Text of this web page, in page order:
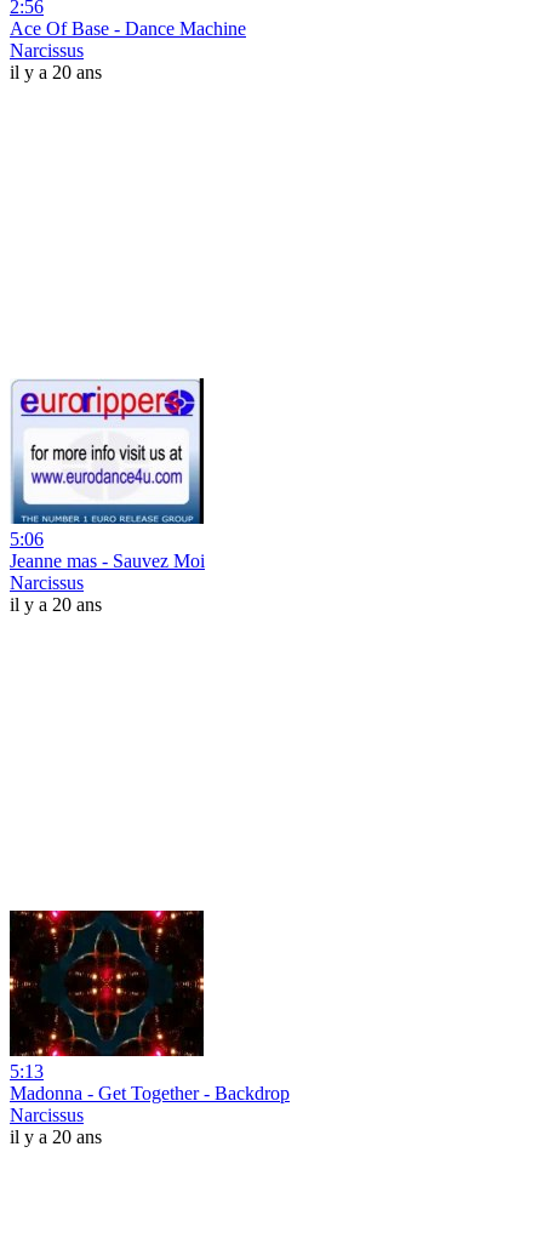
2:56
Ace Of Base - Dance Machine
Narcissus
il y a 20 ans
5:06
Jeanne mas - Sauvez Moi
Narcissus
il y a 20 ans
5:13
Madonna - Get Together - Backdrop
Narcissus
il y a 20 ans